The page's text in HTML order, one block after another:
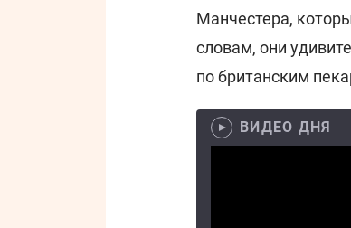
Манчестера,
словам, они
по британским
ВИДЕО ДНЯ